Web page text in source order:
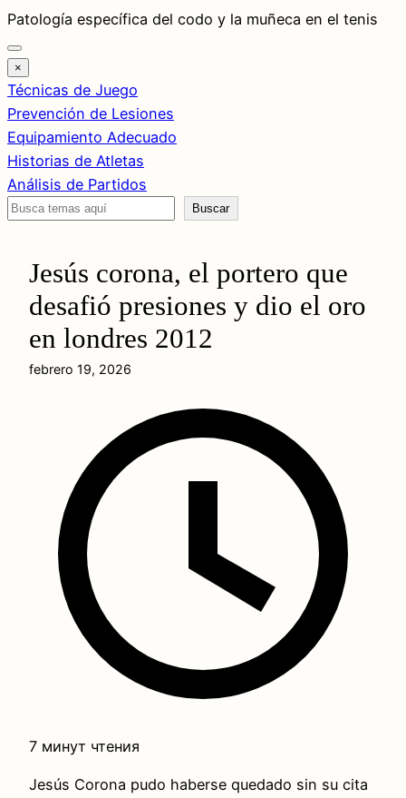
Saltar
al
contenido
Patología específica del codo y la muñeca en el tenis
×
Técnicas de Juego
Prevención de Lesiones
Equipamiento Adecuado
Historias de Atletas
Análisis de Partidos
Buscar
Buscar
Jesús corona, el portero que
desafió presiones y dio el oro
en londres 2012
febrero 19, 2026
7 минут чтения
Jesús Corona pudo haberse quedado sin su cita